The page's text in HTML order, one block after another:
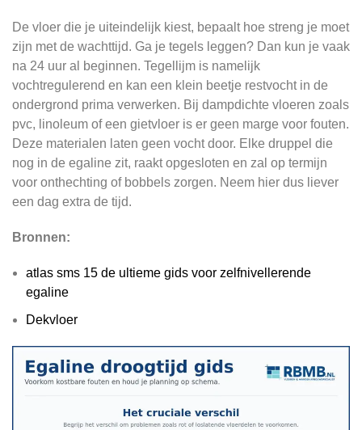
De vloer die je uiteindelijk kiest, bepaalt hoe streng je moet
zijn met de wachttijd. Ga je tegels leggen? Dan kun je vaak
na 24 uur al beginnen. Tegellijm is namelijk
vochtregulerend en kan een klein beetje restvocht in de
ondergrond prima verwerken. Bij dampdichte vloeren zoals
pvc, linoleum of een gietvloer is er geen marge voor fouten.
Deze materialen laten geen vocht door. Elke druppel die
nog in de egaline zit, raakt opgesloten en zal op termijn
voor onthechting of bobbels zorgen. Neem hier dus liever
een dag extra de tijd.
Bronnen:
atlas sms 15 de ultieme gids voor zelfnivellerende
egaline
Dekvloer